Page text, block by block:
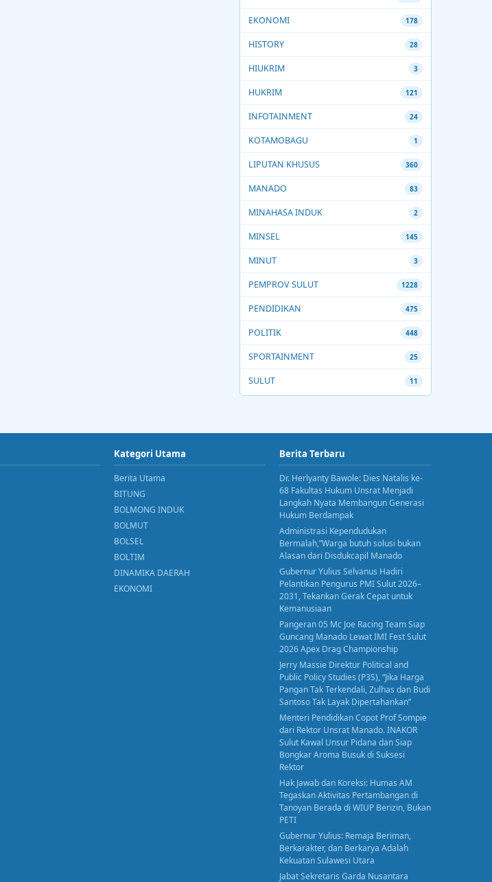
EKONOMI 178
HISTORY 28
HIUKRIM 3
HUKRIM 121
INFOTAINMENT 24
KOTAMOBAGU 1
LIPUTAN KHUSUS 360
MANADO 83
MINAHASA INDUK 2
MINSEL 145
MINUT 3
PEMPROV SULUT 1228
PENDIDIKAN 475
POLITIK 448
SPORTAINMENT 25
SULUT 11
Kategori Utama
Berita Utama
BITUNG
BOLMONG INDUK
BOLMUT
BOLSEL
BOLTIM
DINAMIKA DAERAH
EKONOMI
Berita Terbaru
Dr. Herlyanty Bawole: Dies Natalis ke-
68 Fakultas Hukum Unsrat Menjadi
Langkah Nyata Membangun Generasi
Hukum Berdampak
Administrasi Kependudukan
Bermalah,”Warga butuh solusi bukan
Alasan dari Disdukcapil Manado
Gubernur Yulius Selvanus Hadiri
Pelantikan Pengurus PMI Sulut 2026–
2031, Tekankan Gerak Cepat untuk
Kemanusiaan
Pangeran 05 Mc Joe Racing Team Siap
Guncang Manado Lewat IMI Fest Sulut
2026 Apex Drag Championship
Jerry Massie Direktur Political and
Public Policy Studies (P3S), “Jika Harga
Pangan Tak Terkendali, Zulhas dan Budi
Santoso Tak Layak Dipertahankan”
Menteri Pendidikan Copot Prof Sompie
dari Rektor Unsrat Manado. INAKOR
Sulut Kawal Unsur Pidana dan Siap
Bongkar Aroma Busuk di Suksesi
Rektor
Hak Jawab dan Koreksi: Humas AM
Tegaskan Aktivitas Pertambangan di
Tanoyan Berada di WIUP Berizin, Bukan
PETI
Gubernur Yulius: Remaja Beriman,
Berkarakter, dan Berkarya Adalah
Kekuatan Sulawesi Utara
Jabat Sekretaris Garda Nusantara